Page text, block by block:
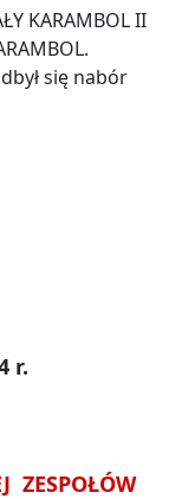
KARAMBOL II
się nabór
r.
ZESPOŁÓW